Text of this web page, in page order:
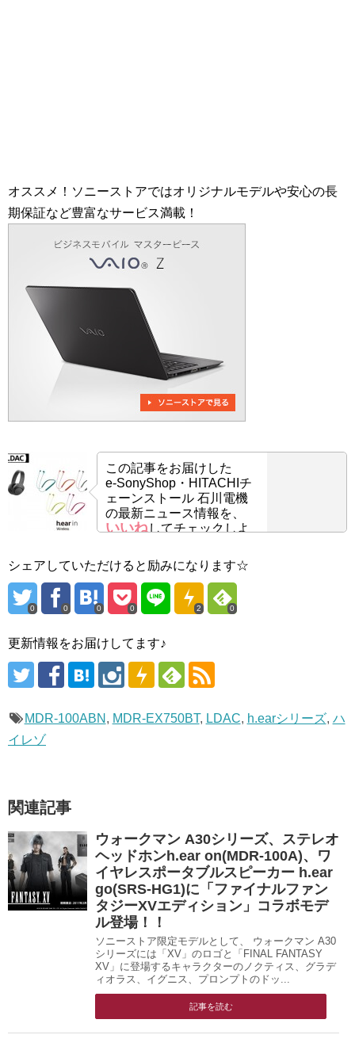
オススメ！ソニーストアではオリジナルモデルや安心の長
期保証など豊富なサービス満載！
この記事をお届けした
e-SonyShop・HITACHIチ
ェーンストール 石川電機
の最新ニュース情報を、
いいねしてチェックしよ
シェアしていただけると励みになります☆
0 0 0 0 2 0
更新情報をお届けしてます♪
MDR-100ABN , MDR-EX750BT, LDAC, h.earシリーズ, ハ
イレゾ
関連記事
ウォークマン A30シリーズ、ステレオ
ヘッドホンh.ear on(MDR-100A)、ワ
イヤレスポータブルスピーカー h.ear
go(SRS-HG1)に「ファイナルファン
タジーXVエディション」コラボモデ
ル登場！！
ソニーストア限定モデルとして、 ウォークマン A30
シリーズには「XV」のロゴと「FINAL FANTASY
XV」に登場するキャラクターのノクティス、グラデ
ィオラス、イグニス、プロンプトのドッ...
記事を読む